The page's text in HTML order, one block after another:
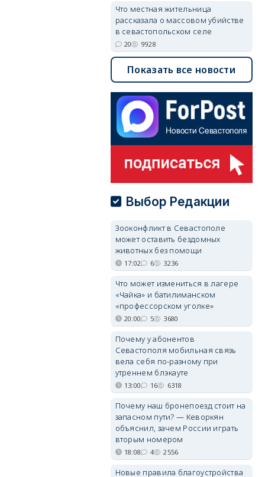
Что местная жительница
рассказала о массовом убийстве
в севастопольском селе
20 9928
Показать все новости
Выбор Редакции
Зооконфликт в Севастополе
может оставить бездомных
животных без помощи
17:02 6 3236
Что может измениться в лагере
«Чайка» и батилиманском
«профессорском уголке»
20:00 5 3680
Почему у абонентов
Севастополя мобильная связь
вела себя по-разному при
утреннем блэкауте
13:00 16 6318
Почему наш бронепоезд стоит на
запасном пути? — Кеворкян
объяснил, зачем России играть
вторым номером
18:08 4 2556
Новые правила благоустройства